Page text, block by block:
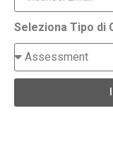
Seleziona Tipo di